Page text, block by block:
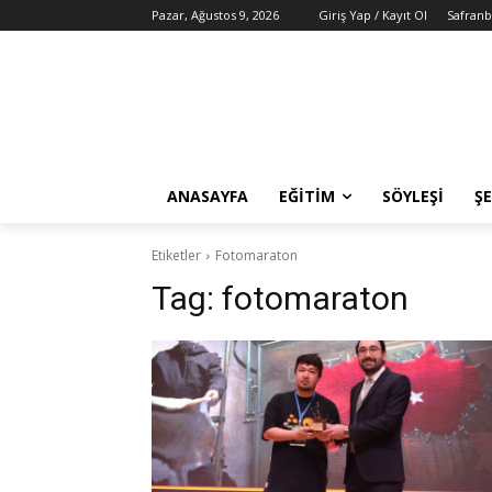
Pazar, Ağustos 9, 2026 Giriş Yap / Kayıt Ol
ANASAYFA EĞITIM SÖYLEŞI
Etiketler Fotomaraton
Tag: fotomaraton